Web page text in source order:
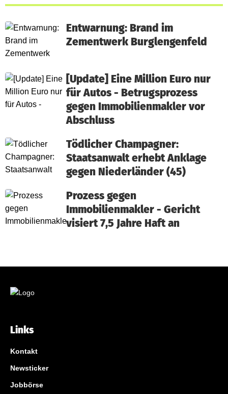
Entwarnung: Brand im
Zementwerk Burglengenfeld
[Update] Eine Million Euro nur
für Autos - Betrugsprozess
gegen Immobilienmakler vor
Abschluss
Tödlicher Champagner:
Staatsanwalt erhebt Anklage
gegen Niederländer (45)
Prozess gegen
Immobilienmakler - Gericht
visiert 7,5 Jahre Haft an
Links
Kontakt
Newsticker
Jobbörse